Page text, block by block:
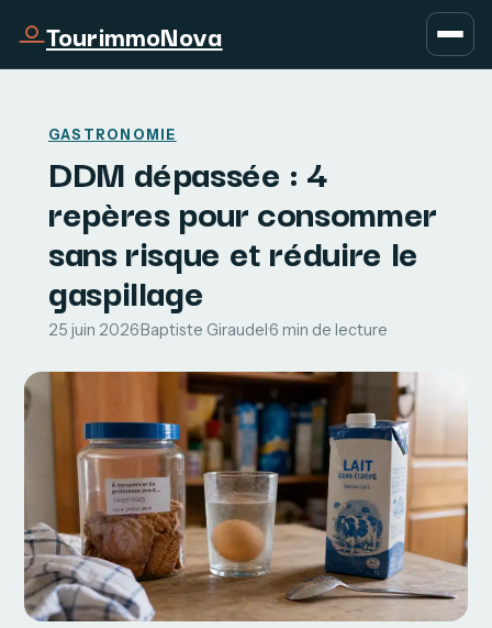
TourimmoNova
GASTRONOMIE
DDM dépassée : 4
repères pour consommer
sans risque et réduire le
gaspillage
25 juin 2026·Baptiste Giraudel·6 min de lecture